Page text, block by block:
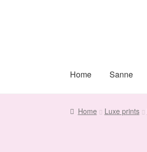
Home Sanne
Home Luxe prints